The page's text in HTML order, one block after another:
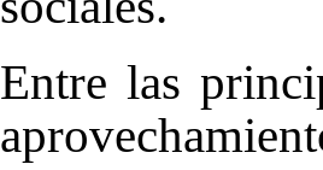
Entre las